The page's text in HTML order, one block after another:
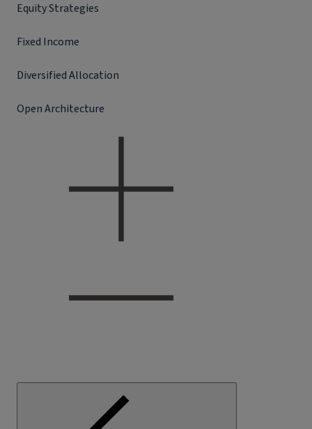
Equity Strategies
Fixed Income
Diversified Allocation
Open Architecture